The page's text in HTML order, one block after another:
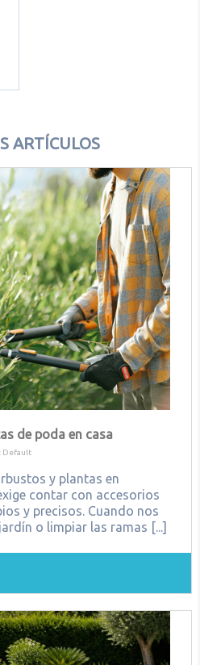
ARTÍCULOS
de poda en casa
Default
y plantas en
contar con accesorios
y precisos. Cuando nos
o limpiar las ramas [...]